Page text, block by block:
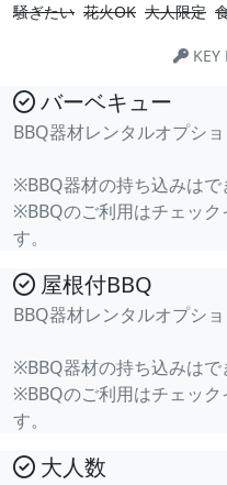
騒ぎたい 花火OK 大人限定
バーベキュー
BBQ器材レンタルオプシ
※BBQ器材の持ち込みはで
※BBQのご利用はチェッ
す。
屋根付BBQ
BBQ器材レンタルオプシ
※BBQ器材の持ち込みはで
※BBQのご利用はチェッ
す。
大人数